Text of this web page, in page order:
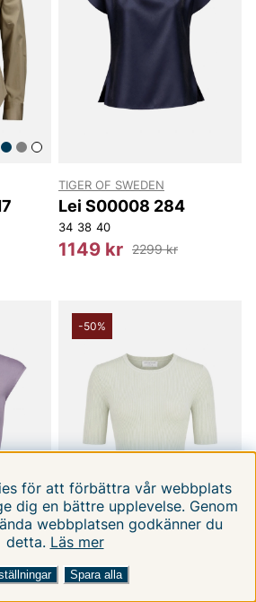
SORTERA EFTER:
TIGER OF SWEDEN
Lei S00008 284
34 38 40
1149 kr 2299 kr
-50%
TIGER OF SWEDEN
för att förbättra vår webbplats
dig en bättre upplevelse. Genom
webbplatsen godkänner du
detta. Läs mer
Spara alla